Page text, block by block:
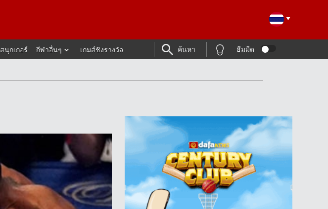
สนุกเกอร์ กีฬาอื่นๆ
เกมส์ชิงรางวัล
ค้นหา ธีมมืด